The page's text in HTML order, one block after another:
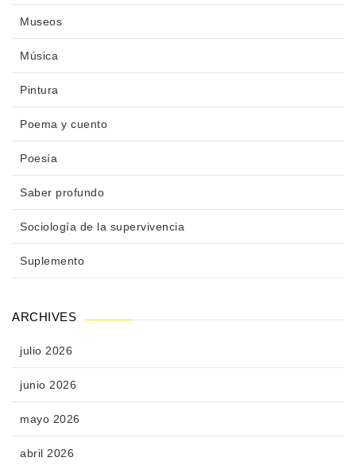
Museos
Música
Pintura
Poema y cuento
Poesía
Saber profundo
Sociología de la supervivencia
Suplemento
ARCHIVES
julio 2026
junio 2026
mayo 2026
abril 2026